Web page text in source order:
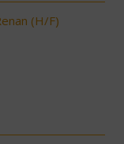
(H/F)